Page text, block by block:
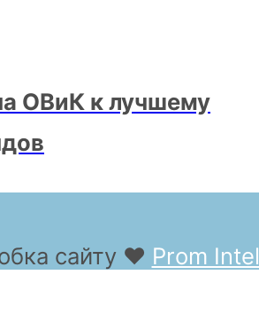
ОВиК к лучшему
сайту ❤ Prom Intel